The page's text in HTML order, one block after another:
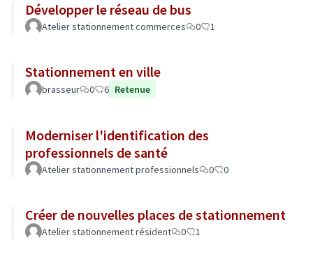
Développer le réseau de bus
Atelier stationnement commerces 0 1
Stationnement en ville
brasseur 0 6 Retenue
Moderniser l'identification des
professionnels de santé
Atelier stationnement professionnels 0 0
Créer de nouvelles places de stationnement
Atelier stationnement résident 0 1